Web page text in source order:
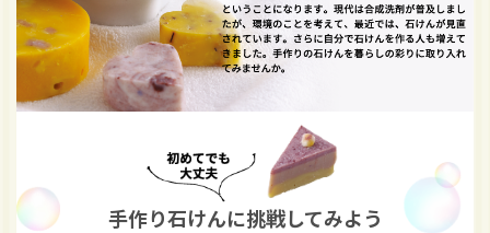
手作り石けんに挑戦してみよう